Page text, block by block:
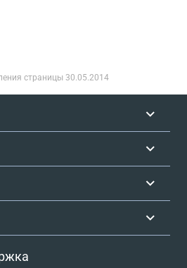
страницы 30.05.2014